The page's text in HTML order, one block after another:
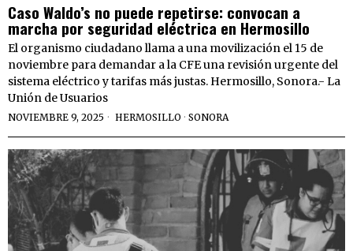
Caso Waldo’s no puede repetirse: convocan a
marcha por seguridad eléctrica en Hermosillo
El organismo ciudadano llama a una movilización el 15 de
noviembre para demandar a la CFE una revisión urgente del
sistema eléctrico y tarifas más justas. Hermosillo, Sonora.- La
Unión de Usuarios
NOVIEMBRE 9, 2025 HERMOSILLO · SONORA